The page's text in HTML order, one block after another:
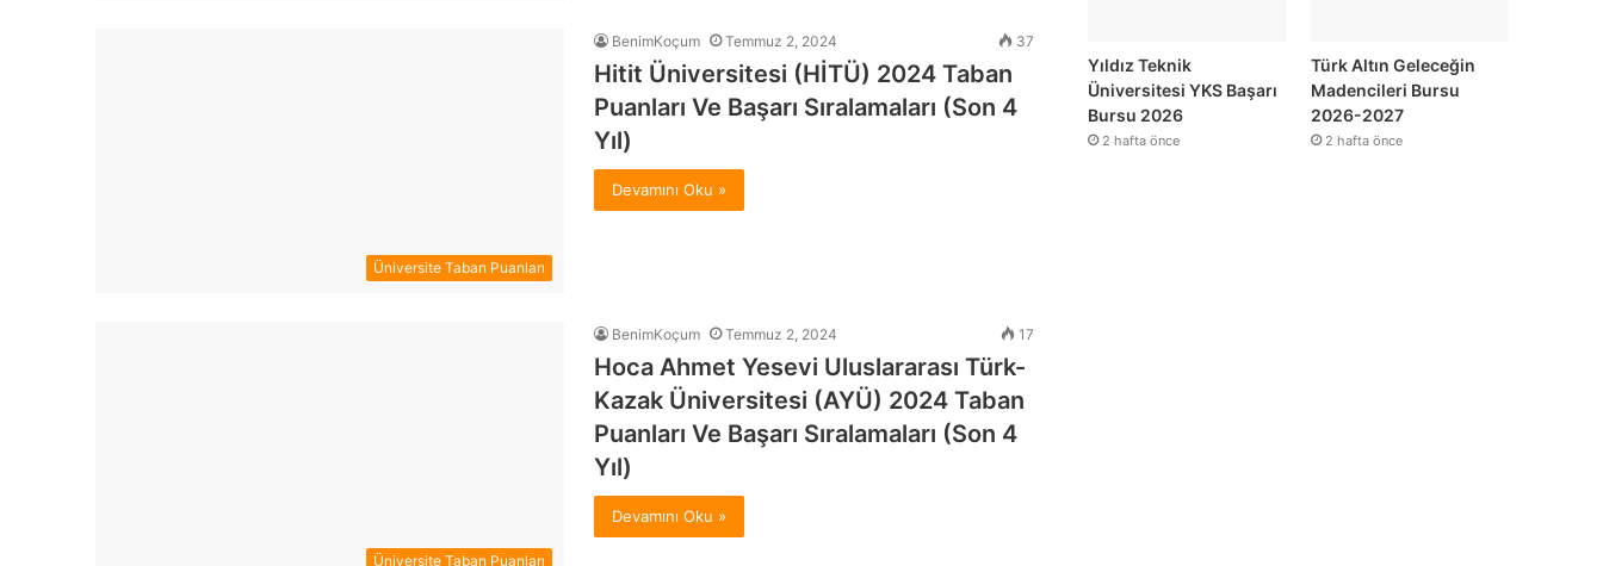
Üniversite Taban Puanları
BenimKoçum Temmuz 2, 2024 37
Hitit Üniversitesi (HİTÜ) 2024 Taban
Puanları Ve Başarı Sıralamaları (Son 4
Yıl)
Devamını Oku »
Üniversite Taban Puanları
BenimKoçum Temmuz 2, 2024 17
Hoca Ahmet Yesevi Uluslararası Türk-
Kazak Üniversitesi (AYÜ) 2024 Taban
Puanları Ve Başarı Sıralamaları (Son 4
Yıl)
Devamını Oku »
Yıldız Teknik
Üniversitesi YKS Başarı
Bursu 2026
2 hafta önce
Türk Altın Geleceğin
Madencileri Bursu
2026-2027
2 hafta önce